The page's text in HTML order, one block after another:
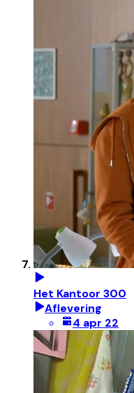
Het Kantoor 300
Aflevering
4 apr 22